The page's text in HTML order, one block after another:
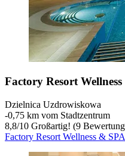
Factory Resort
Dzielnica Uzdrowiskowa
‐0,75 km vom Stadtzentrum
8,8/10 Großartig! (9
Factory Resort Wellness & SPA